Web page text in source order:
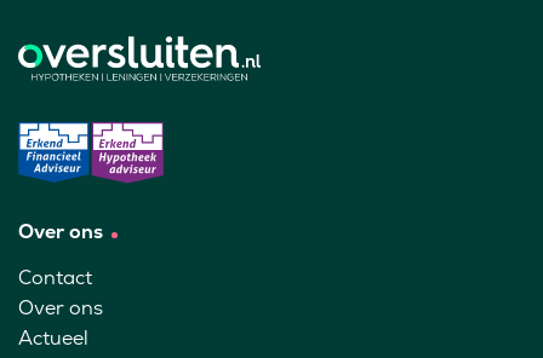
Over ons
Contact
Over ons
Actueel